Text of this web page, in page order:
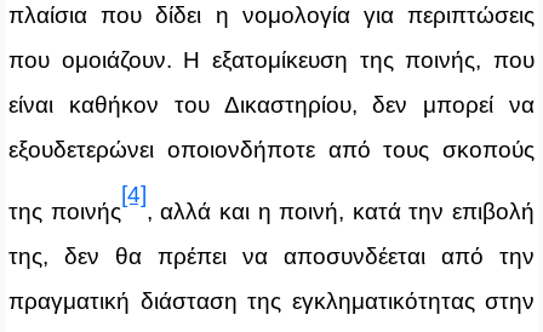
πλαίσια που δίδει η νομολογία για περιπτώσεις
που ομοιάζουν. Η εξατομίκευση της ποινής, που
είναι καθήκον του Δικαστηρίου, δεν μπορεί να
εξουδετερώνει οποιονδήποτε από τους σκοπούς
της ποινής
[4]
, αλλά και η ποινή, κατά την επιβολή
της, δεν θα πρέπει να αποσυνδέεται από την
πραγματική διάσταση της εγκληματικότητας στην